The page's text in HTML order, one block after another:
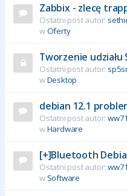
Zabbix - zlecę
Ostatni post autor:
wOferty
Tworzenie udziału
Ostatni post autor:
wDesktop
debian 12.1
Ostatni post autor: ww71
wHardware
[+]Bluetooth
Ostatni post autor: ww71
w Software